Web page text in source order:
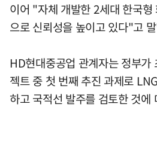
이어 "자체 개발한 2세대 한국
으로 신뢰성을 높이고 있다"고
HD현대중공업 관계자는 정부
젝트 중 첫 번째 추진 과제로
하고 국적선 발주를 검토한 것에